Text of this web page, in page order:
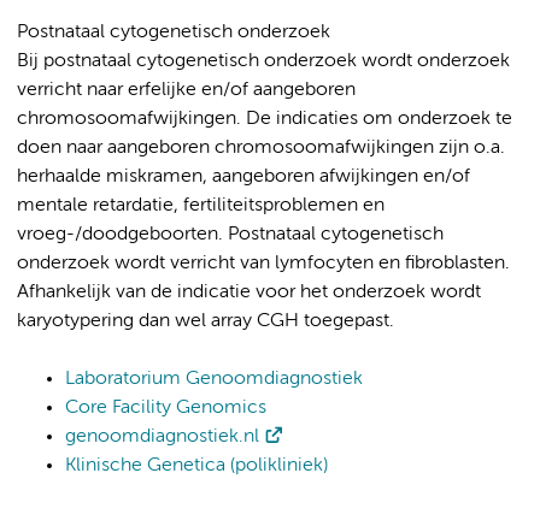
Postnataal cytogenetisch onderzoek
Bij postnataal cytogenetisch onderzoek wordt onderzoek
verricht naar erfelijke en/of aangeboren
chromosoomafwijkingen. De indicaties om onderzoek te
doen naar aangeboren chromosoomafwijkingen zijn o.a.
herhaalde miskramen, aangeboren afwijkingen en/of
mentale retardatie, fertiliteitsproblemen en
vroeg-/doodgeboorten. Postnataal cytogenetisch
onderzoek wordt verricht van lymfocyten en fibroblasten.
Afhankelijk van de indicatie voor het onderzoek wordt
karyotypering dan wel array CGH toegepast.
Laboratorium Genoomdiagnostiek
Core Facility Genomics
genoomdiagnostiek.nl
Klinische Genetica (polikliniek)